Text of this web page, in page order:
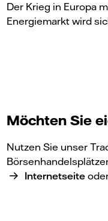
Der Krieg in Europa
Energiemarkt wird
Möchten Sie
Nutzen Sie unser
Internetseite